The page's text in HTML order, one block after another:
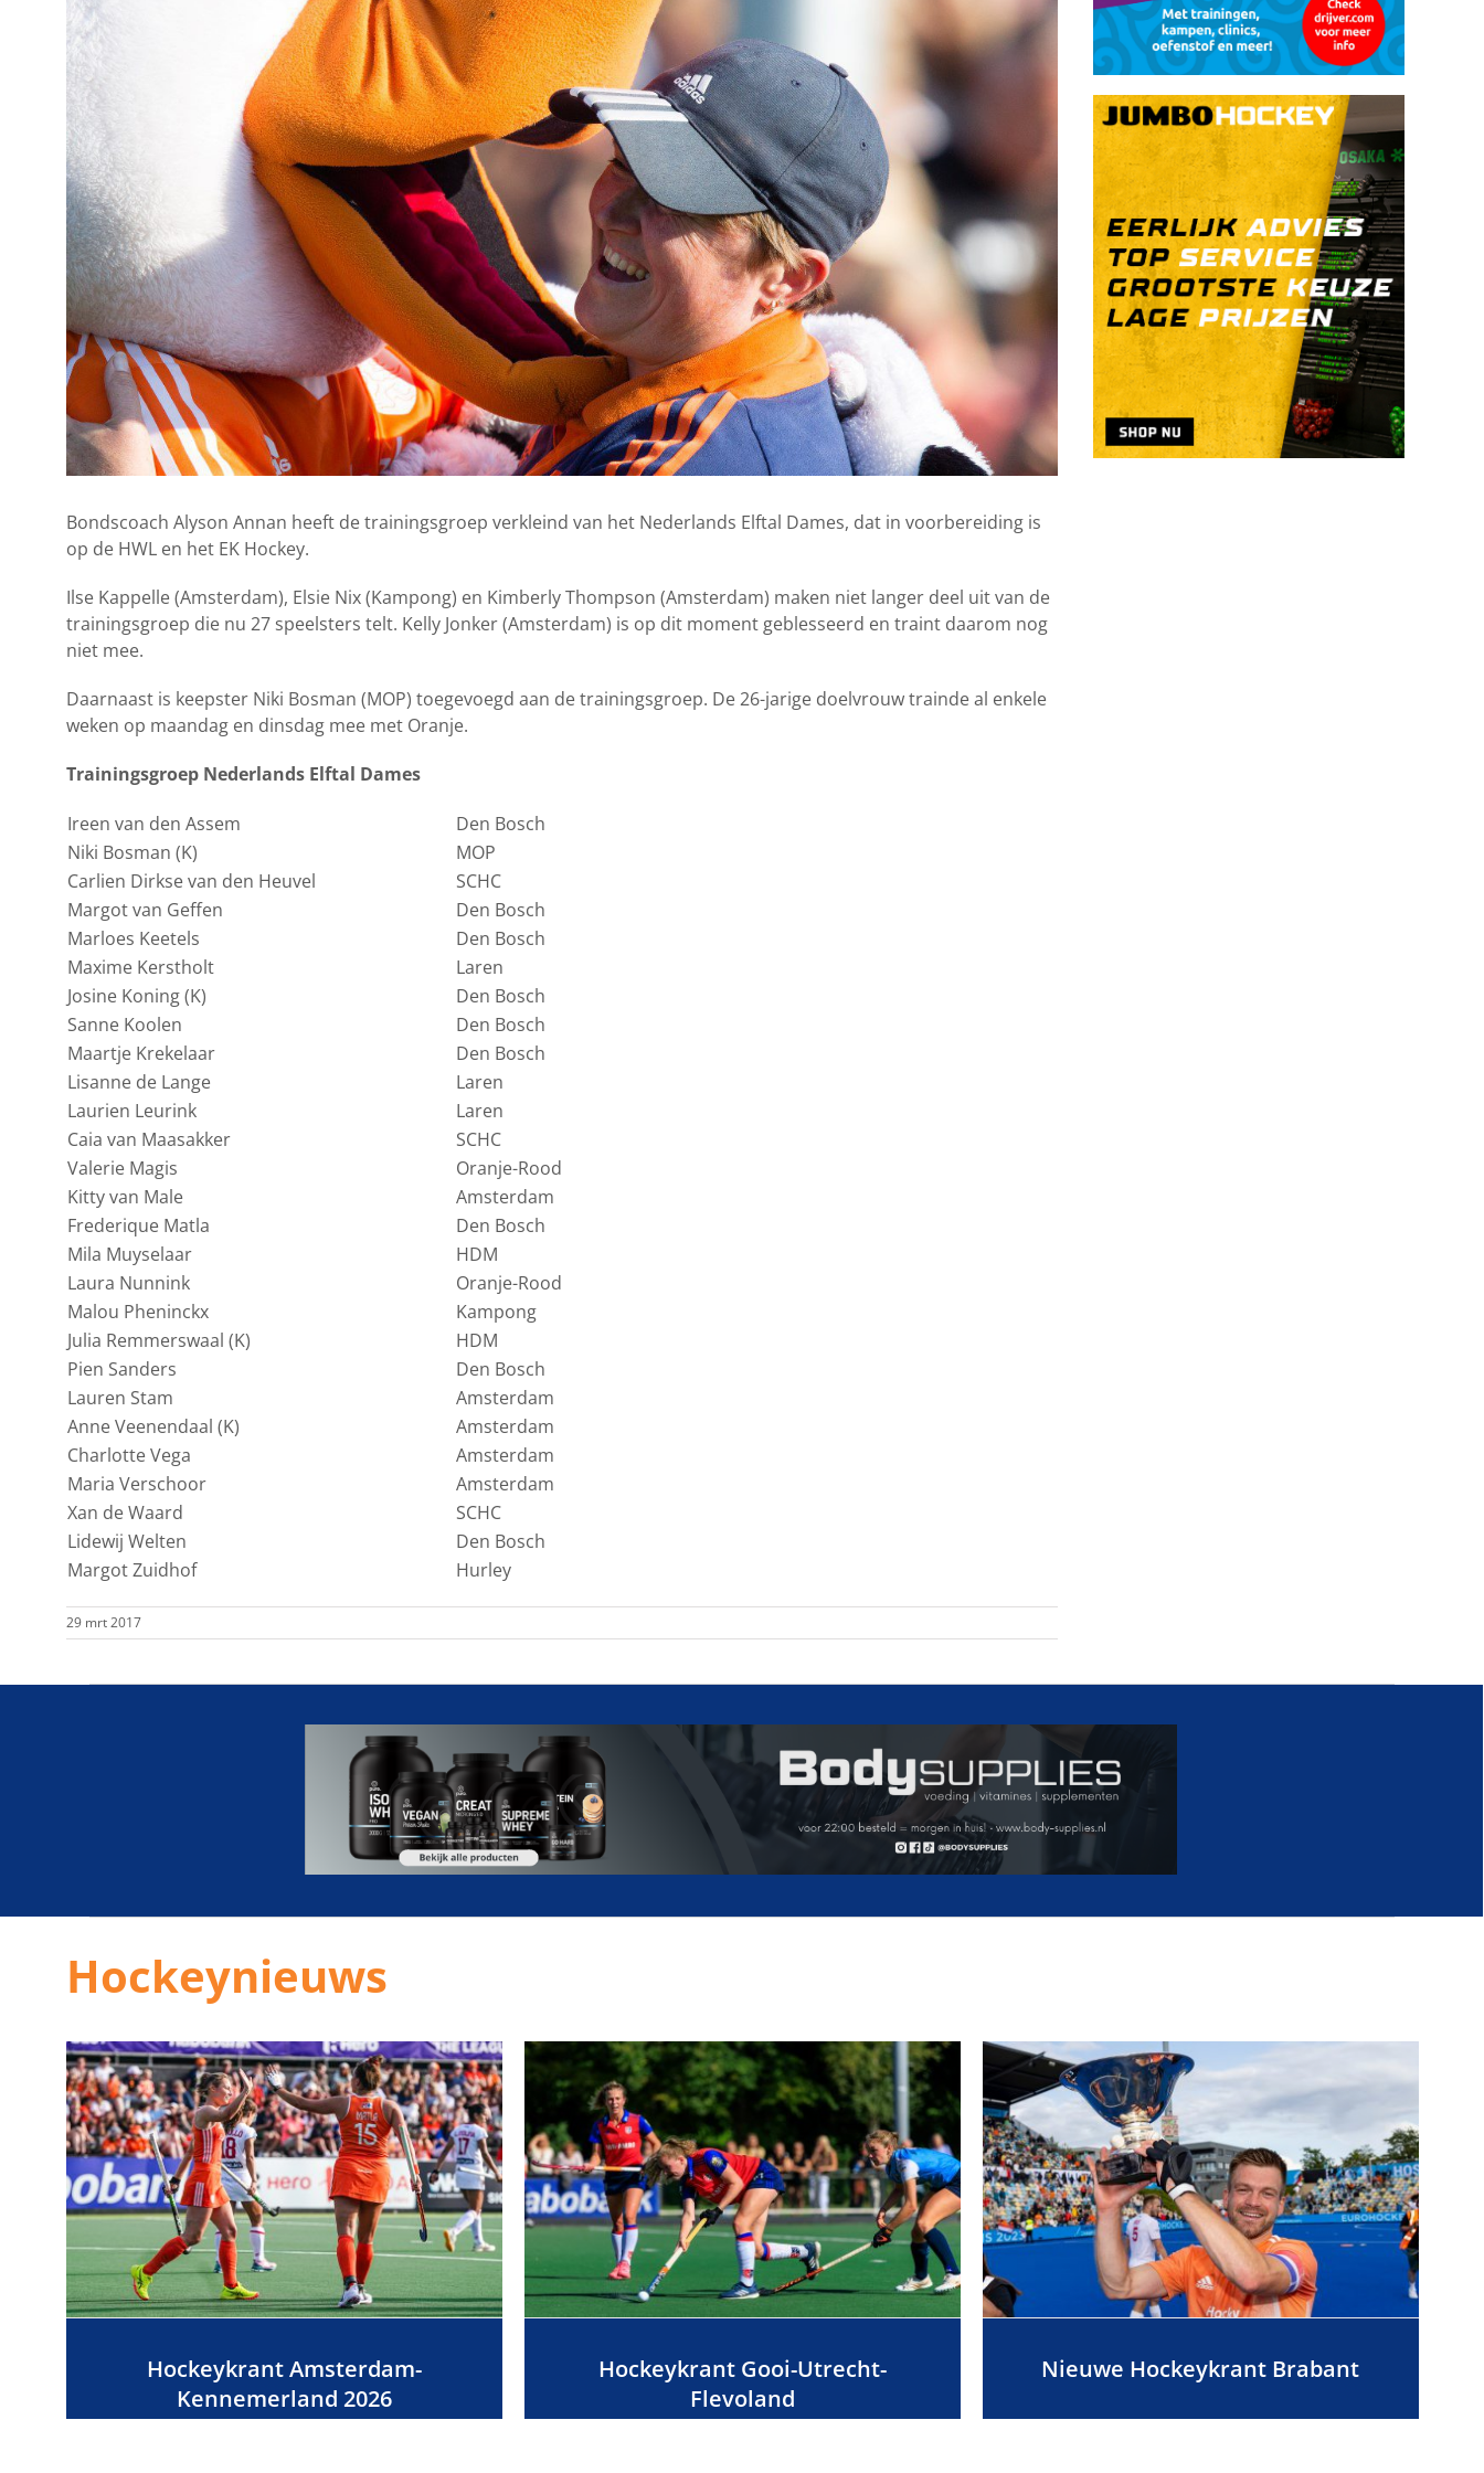
Bondscoach Alyson Annan heeft de trainingsgroep verkleind van het Nederlands Elftal Dames, dat in voorbereiding is
op de HWL en het EK Hockey.
Ilse Kappelle (Amsterdam), Elsie Nix (Kampong) en Kimberly Thompson (Amsterdam) maken niet langer deel uit van de
trainingsgroep die nu 27 speelsters telt. Kelly Jonker (Amsterdam) is op dit moment geblesseerd en traint daarom nog
niet mee.
Daarnaast is keepster Niki Bosman (MOP) toegevoegd aan de trainingsgroep. De 26-jarige doelvrouw trainde al enkele
weken op maandag en dinsdag mee met Oranje.
Trainingsgroep Nederlands Elftal Dames
Ireen van den Assem
Den Bosch
Niki Bosman (K)
MOP
Carlien Dirkse van den Heuvel
SCHC
Margot van Geffen
Den Bosch
Marloes Keetels
Den Bosch
Maxime Kerstholt
Laren
Josine Koning (K)
Den Bosch
Sanne Koolen
Den Bosch
Maartje Krekelaar
Den Bosch
Lisanne de Lange
Laren
Laurien Leurink
Laren
Caia van Maasakker
SCHC
Valerie Magis
Oranje-Rood
Kitty van Male
Amsterdam
Frederique Matla
Den Bosch
Mila Muyselaar
HDM
Laura Nunnink
Oranje-Rood
Malou Pheninckx
Kampong
Julia Remmerswaal (K)
HDM
Pien Sanders
Den Bosch
Lauren Stam
Amsterdam
Anne Veenendaal (K)
Amsterdam
Charlotte Vega
Amsterdam
Maria Verschoor
Amsterdam
Xan de Waard
SCHC
Lidewij Welten
Den Bosch
Margot Zuidhof
Hurley
29 mrt 2017
Hockeynieuws
Hockeykrant Amsterdam-
Kennemerland 2026
Hockeykrant Gooi-Utrecht-
Flevoland
Nieuwe Hockeykrant Brabant